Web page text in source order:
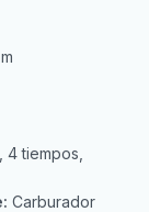
tiempos,
Carburador